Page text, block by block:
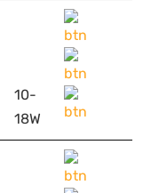
10-
18W